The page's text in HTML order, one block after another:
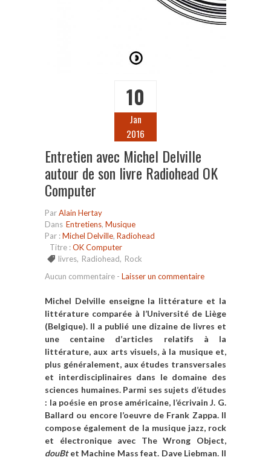
10
Jan
2016
Entretien avec Michel Delville
autour de son livre Radiohead OK
Computer
ParAlain Hertay
Dans Entretiens, Musique
Par :Michel Delville, Radiohead
Titre :OK Computer
livres, Radiohead, Rock
Aucun commentaire - Laisser un commentaire
Michel Delville enseigne la littérature et la
littérature comparée à l’Université de Liège
(Belgique). Il a publié une dizaine de livres et
une centaine d’articles relatifs à la
littérature, aux arts visuels, à la musique et,
plus généralement, aux études transversales
et interdisciplinaires dans le domaine des
sciences humaines. Parmi ses sujets d’études
: la poésie en prose américaine, l’écrivain J. G.
Ballard ou encore l’oeuvre de Frank Zappa.Il
compose également de la musique jazz, rock
et électronique avec The Wrong Object,
douBtet Machine Mass feat. Dave Liebman. Il